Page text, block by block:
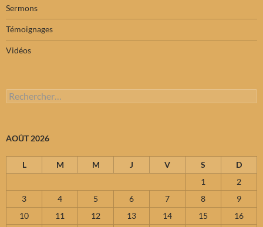
Sermons
Témoignages
Vidéos
Rechercher :
AOÛT 2026
L M M J V S
D
1
2
3
4 5 6 7 8
9
10
11 12 13 14 15
16